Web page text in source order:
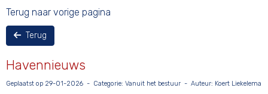
Terug naar vorige pagina
Terug
Havennieuws
Geplaatst op 29-01-2026 - Categorie: Vanuit het bestuur - Auteur: Koert Liekelema